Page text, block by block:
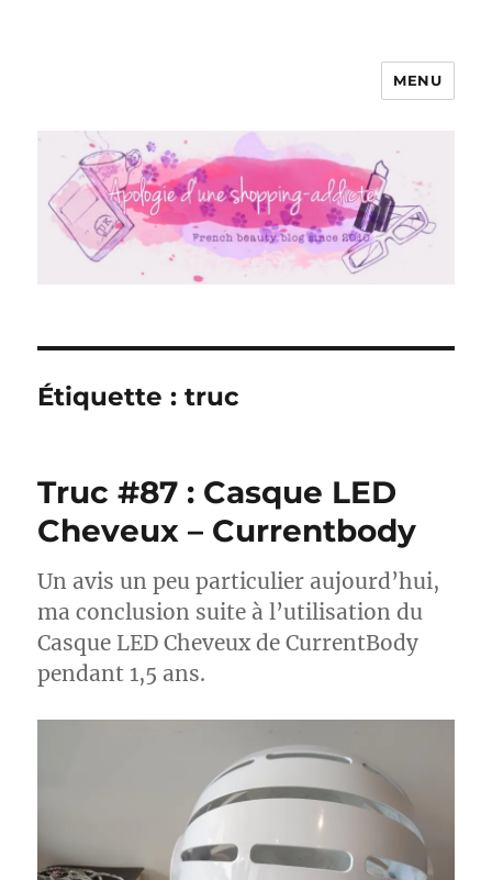
Apologie d'une Shopping-addicte
MENU
Étiquette :truc
Truc #87 : Casque LED
Cheveux – Currentbody
Un avis un peu particulier aujourd’hui,
ma conclusion suite à l’utilisation du
Casque LED Cheveux de CurrentBody
pendant 1,5 ans.